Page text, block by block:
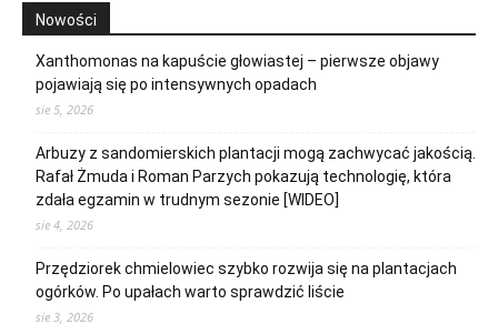
Nowości
Xanthomonas na kapuście głowiastej – pierwsze objawy
pojawiają się po intensywnych opadach
sie 5, 2026
Arbuzy z sandomierskich plantacji mogą zachwycać jakością.
Rafał Żmuda i Roman Parzych pokazują technologię, która
zdała egzamin w trudnym sezonie [WIDEO]
sie 4, 2026
Przędziorek chmielowiec szybko rozwija się na plantacjach
ogórków. Po upałach warto sprawdzić liście
sie 3, 2026